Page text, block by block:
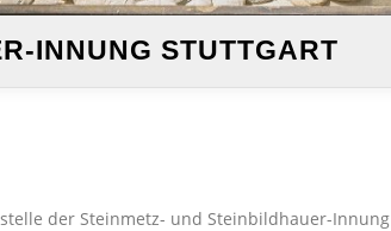
INNUNG STUTTGART
der Steinmetz- und Steinbildhauer-Innung